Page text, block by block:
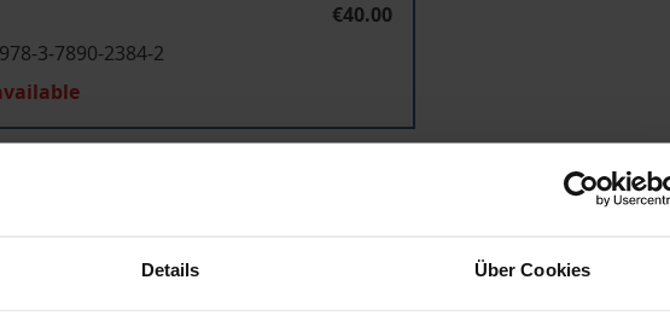
Details Über Cookies
€40.00
3-7890-2384-2